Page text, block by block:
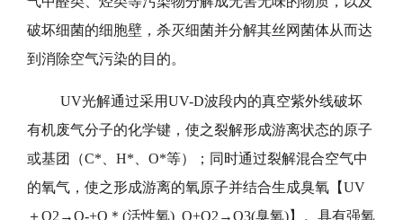
破坏细菌的细胞壁，杀灭细菌并分解其丝网菌体从而达
到消除空气污染的目的。
UV光解通过采用UV-D波段内的真空紫外线破坏
有机废气分子的化学键，使之裂解形成游离状态的原子
或基团（C*、H*、O*等）；同时通过裂解混合空气中
的氧气，使之形成游离的氧原子并结合生成臭氧【UV
＋O2→O-+O＊(活性氧) O+O2→O3(臭氧)】。具有强氧